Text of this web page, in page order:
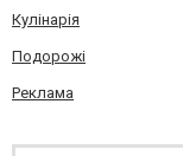
Кулінарія
Подорожі
Реклама